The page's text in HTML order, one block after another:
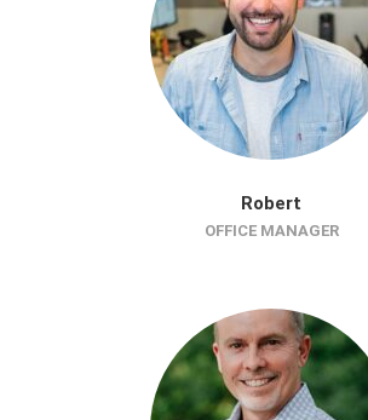
Robert
OFFICE MANAGER